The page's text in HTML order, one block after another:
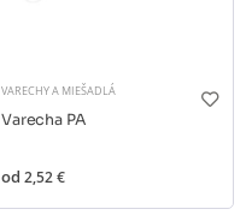
VARECHY A MIEŠADLÁ
Varecha PA
od 2,52 €